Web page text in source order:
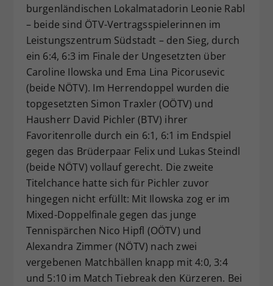
burgenländischen Lokalmatadorin Leonie Rabl
– beide sind ÖTV-Vertragsspielerinnen im
Leistungszentrum Südstadt – den Sieg, durch
ein 6:4, 6:3 im Finale der Ungesetzten über
Caroline Ilowska und Ema Lina Picorusevic
(beide NÖTV). Im Herrendoppel wurden die
topgesetzten Simon Traxler (OÖTV) und
Hausherr David Pichler (BTV) ihrer
Favoritenrolle durch ein 6:1, 6:1 im Endspiel
gegen das Brüderpaar Felix und Lukas Steindl
(beide NÖTV) vollauf gerecht. Die zweite
Titelchance hatte sich für Pichler zuvor
hingegen nicht erfüllt: Mit Ilowska zog er im
Mixed-Doppelfinale gegen das junge
Tennispärchen Nico Hipfl (OÖTV) und
Alexandra Zimmer (NÖTV) nach zwei
vergebenen Matchbällen knapp mit 4:0, 3:4
und 5:10 im Match Tiebreak den Kürzeren. Bei